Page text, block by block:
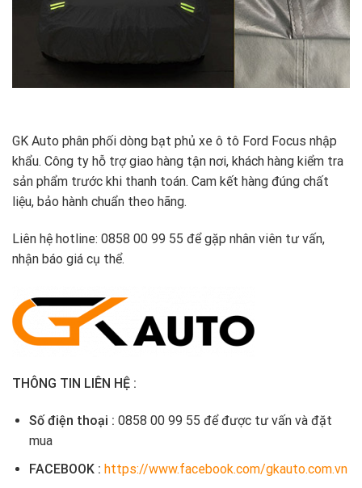
GK Auto phân phối dòng bạt phủ xe ô tô Ford Focus nhập
khẩu. Công ty hỗ trợ giao hàng tận nơi, khách hàng kiểm tra
sản phẩm trước khi thanh toán. Cam kết hàng đúng chất
liệu, bảo hành chuẩn theo hãng.
Liên hệ hotline: 0858 00 99 55 để gặp nhân viên tư vấn,
nhận báo giá cụ thể.
THÔNG TIN LIÊN HỆ :
Số điện thoại : 0858 00 99 55 để được tư vấn và đặt
mua
FACEBOOK : https://www.facebook.com/gkauto.com.vn